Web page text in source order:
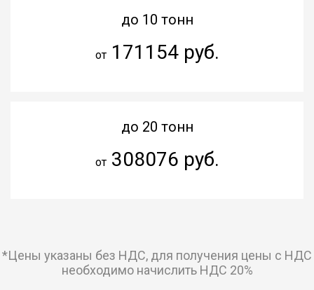
до 10 тонн
от171154 руб.
до 20 тонн
от308076 руб.
*Цены указаны без НДС, для получения цены с НДС
необходимо начислить НДС 20%